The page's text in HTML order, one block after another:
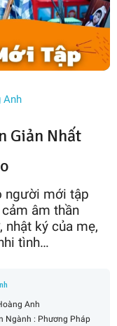
Anh
Giản Nhất
người mới tập
âm thần
ký của mẹ,
tình…
Anh
Ngành : Phương Pháp